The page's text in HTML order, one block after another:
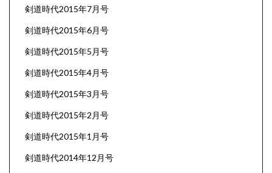
剣道時代2015年7月号
剣道時代2015年6月号
剣道時代2015年5月号
剣道時代2015年4月号
剣道時代2015年3月号
剣道時代2015年2月号
剣道時代2015年1月号
剣道時代2014年12月号